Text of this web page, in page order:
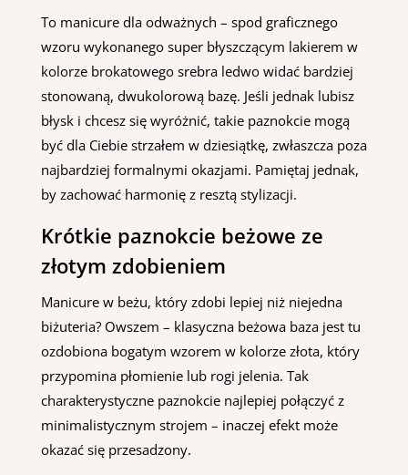
To manicure dla odważnych – spod graficznego
wzoru wykonanego super błyszczącym lakierem w
kolorze brokatowego srebra ledwo widać bardziej
stonowaną, dwukolorową bazę. Jeśli jednak lubisz
błysk i chcesz się wyróżnić, takie paznokcie mogą
być dla Ciebie strzałem w dziesiątkę, zwłaszcza poza
najbardziej formalnymi okazjami. Pamiętaj jednak,
by zachować harmonię z resztą stylizacji.
Krótkie paznokcie beżowe ze
złotym zdobieniem
Manicure w beżu, który zdobi lepiej niż niejedna
biżuteria? Owszem – klasyczna beżowa baza jest tu
ozdobiona bogatym wzorem w kolorze złota, który
przypomina płomienie lub rogi jelenia. Tak
charakterystyczne paznokcie najlepiej połączyć z
minimalistycznym strojem – inaczej efekt może
okazać się przesadzony.